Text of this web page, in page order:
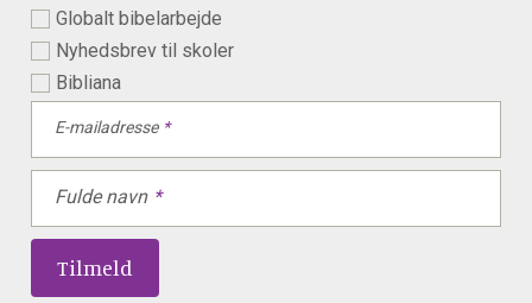
Globalt bibelarbejde
Nyhedsbrev til skoler
Bibliana
E-mailadresse
Fulde navn